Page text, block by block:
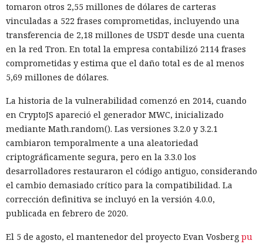
tomaron otros 2,55 millones de dólares de carteras
vinculadas a 522 frases comprometidas, incluyendo una
transferencia de 2,18 millones de USDT desde una cuenta
en la red Tron. En total la empresa contabilizó 2114 frases
comprometidas y estima que el daño total es de al menos
5,69 millones de dólares.
La historia de la vulnerabilidad comenzó en 2014, cuando
en CryptoJS apareció el generador MWC, inicializado
mediante Math.random(). Las versiones 3.2.0 y 3.2.1
cambiaron temporalmente a una aleatoriedad
criptográficamente segura, pero en la 3.3.0 los
desarrolladores restauraron el código antiguo, considerando
el cambio demasiado crítico para la compatibilidad. La
corrección definitiva se incluyó en la versión 4.0.0,
publicada en febrero de 2020.
El 5 de agosto, el mantenedor del proyecto Evan Vosberg pu